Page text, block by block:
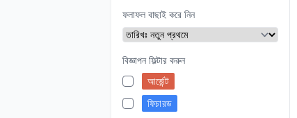
ফলাফল বাছাই করে নিন
বিজ্ঞাপন ফিল্টার করুন
আর্জেন্ট
ফিচারড